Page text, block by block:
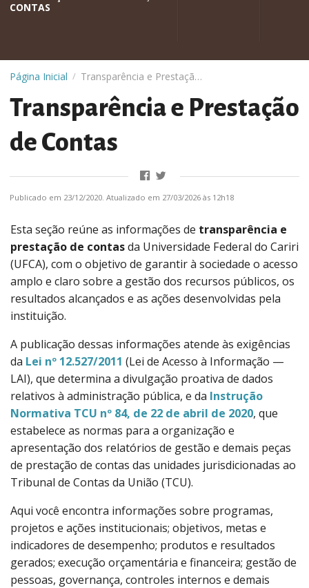
CONTAS
Página Inicial / Transparência e Prestação de Contas
Transparência e Prestação
de Contas
Publicado em 23/12/2020. Atualizado em 27/03/2026 às 12h18
Esta seção reúne as informações de transparência e
prestação de contasda Universidade Federal do Cariri
(UFCA), com o objetivo de garantir à sociedade o acesso
amplo e claro sobre a gestão dos recursos públicos, os
resultados alcançados e as ações desenvolvidas pela
instituição.
A publicação dessas informações atende às exigências
da Lei nº 12.527/2011 (Lei de Acesso à Informação —
LAI), que determina a divulgação proativa de dados
relativos à administração pública, e da Instrução
Normativa TCU nº 84, de 22 de abril de 2020, que
estabelece as normas para a organização e
apresentação dos relatórios de gestão e demais peças
de prestação de contas das unidades jurisdicionadas ao
Tribunal de Contas da União (TCU).
Aqui você encontra informações sobre programas,
projetos e ações institucionais; objetivos, metas e
indicadores de desempenho; produtos e resultados
gerados; execução orçamentária e financeira; gestão de
pessoas, governança, controles internos e demais